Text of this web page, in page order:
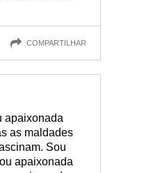
COMPARTILHAR
apaixonada
as maldades
Sou
apaixonada